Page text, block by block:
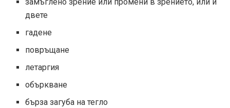
двете
гадене
повръщане
летаргия
объркване
бърза загуба на тегло